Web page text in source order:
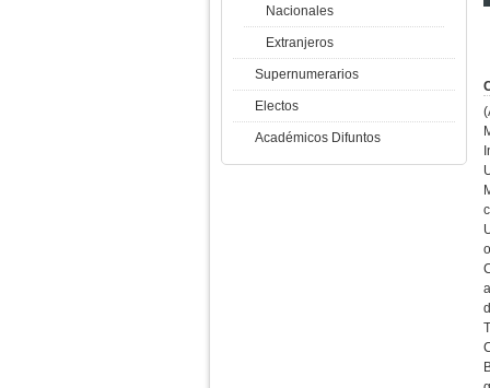
Nacionales
Extranjeros
Supernumerarios
Electos
Académicos Difuntos